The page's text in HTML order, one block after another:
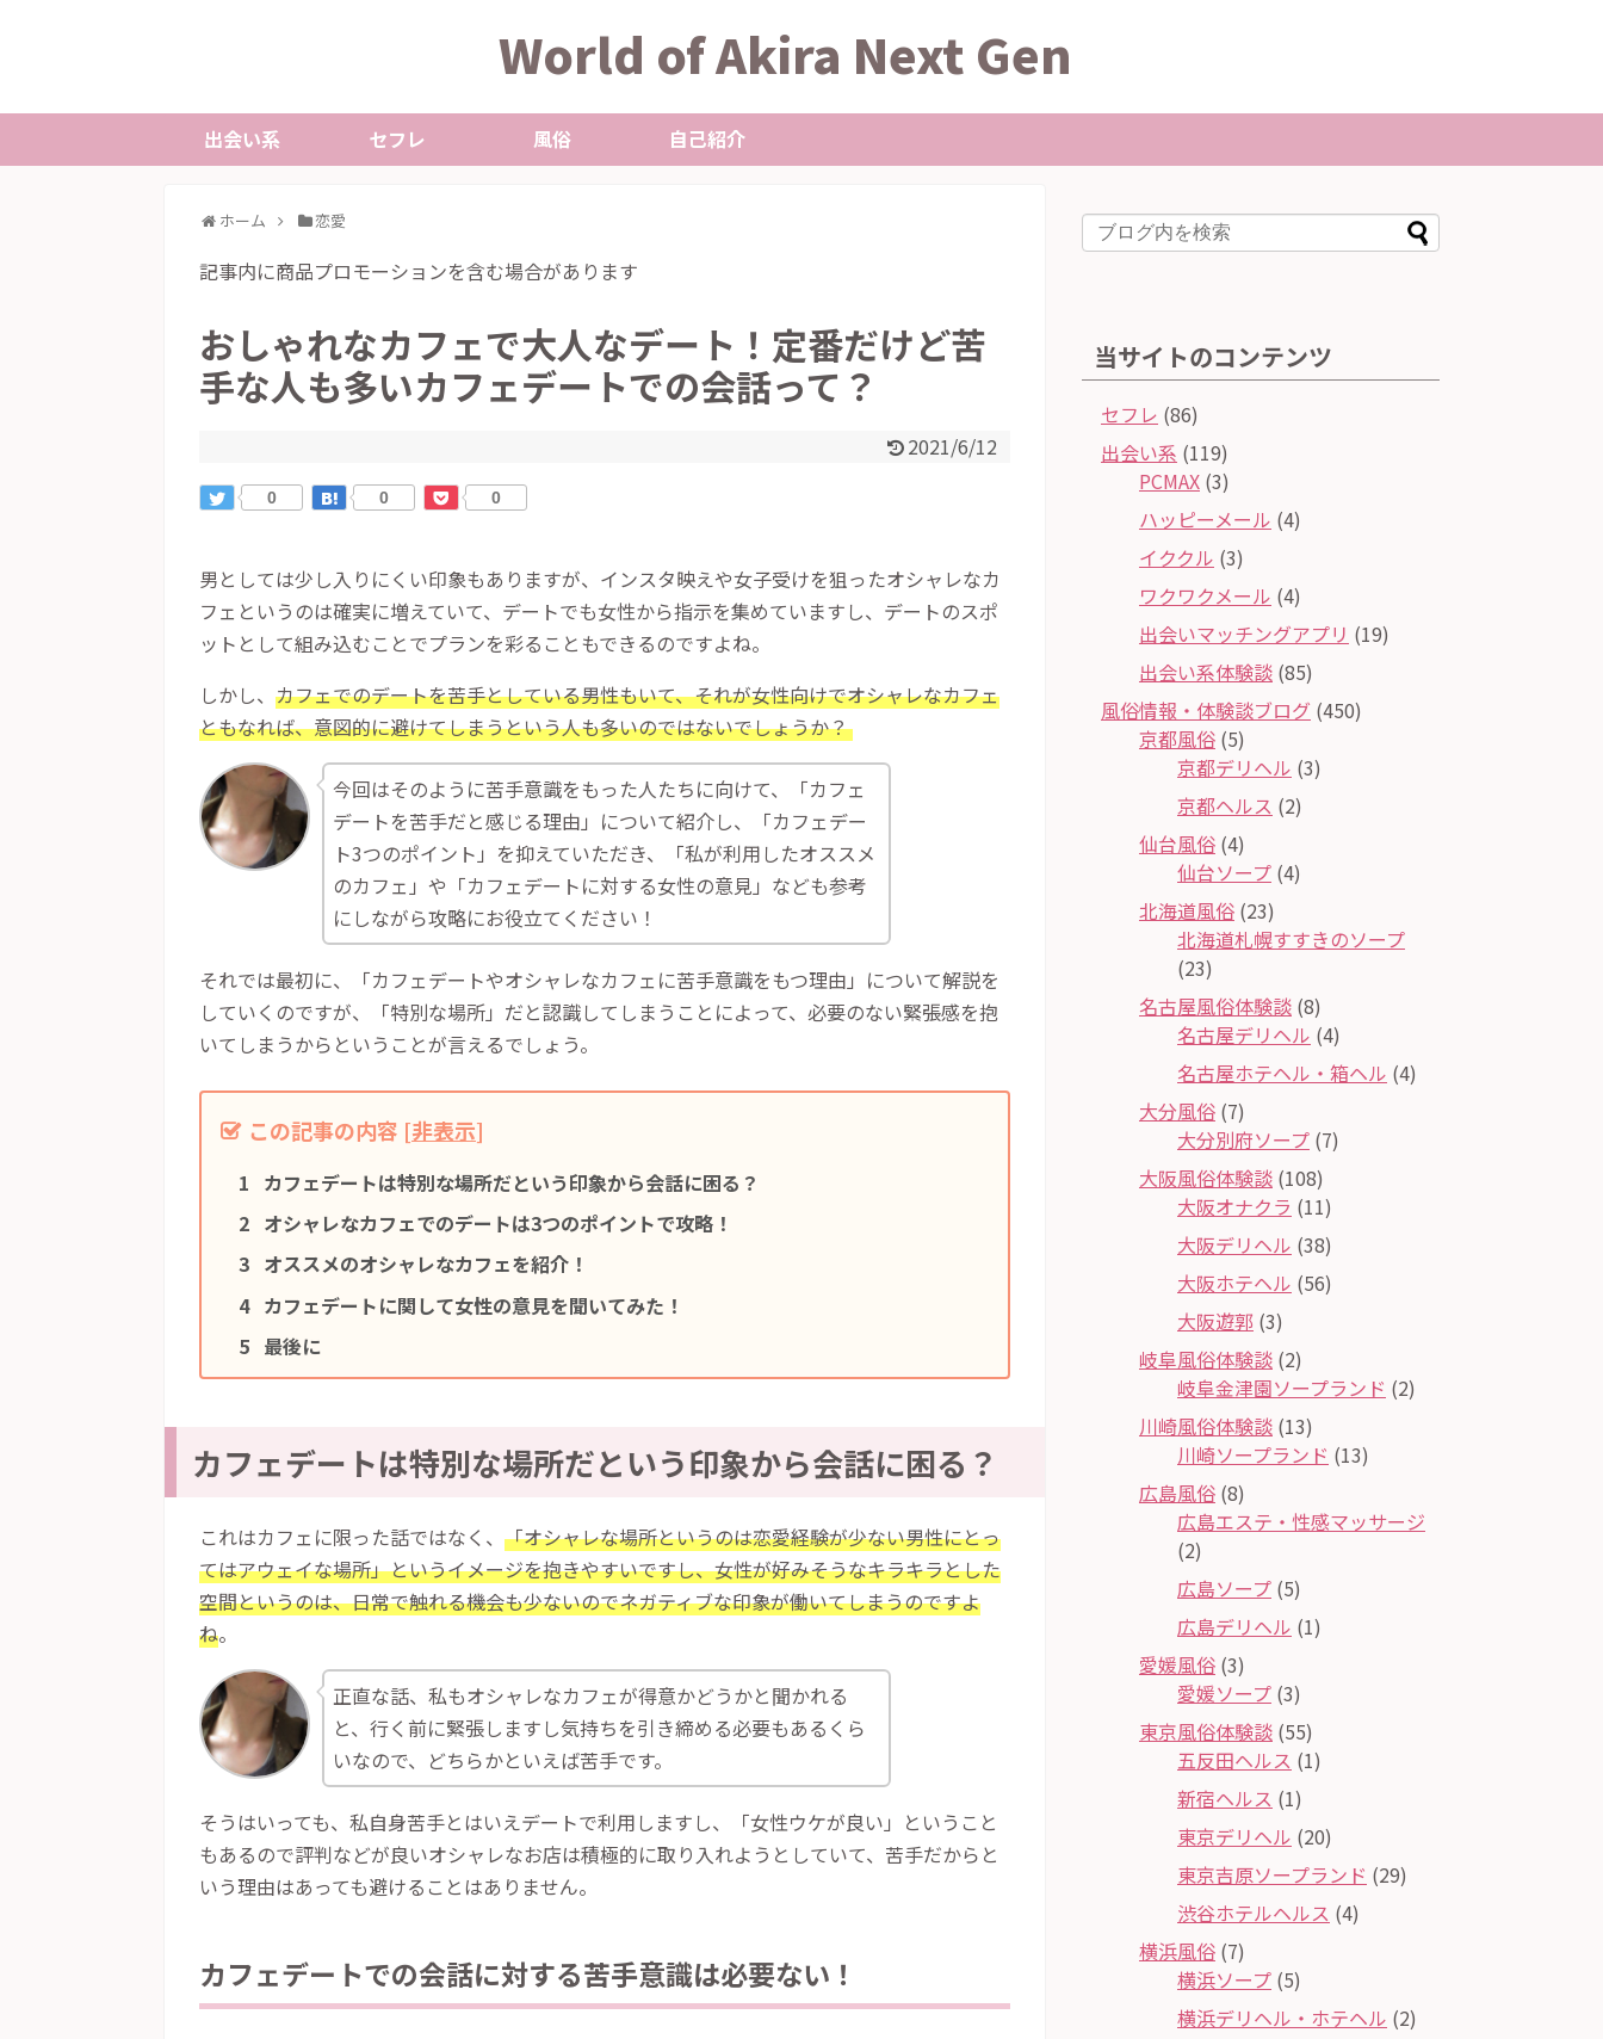
World of Akira Next Gen
出会い系 セフレ 風俗 自己紹介
ホーム 恋愛
記事内に商品プロモーションを含む場合があります
おしゃれなカフェで大人なデート！定番だけど苦
手な人も多いカフェデートでの会話って？
2021/6/12
0 0 0
男としては少し入りにくい印象もありますが、インスタ映えや女子受けを狙ったオシャレなカ
フェというのは確実に増えていて、デートでも女性から指示を集めていますし、デートのスポ
ットとして組み込むことでプランを彩ることもできるのですよね。
しかし、 カフェでのデートを苦手としている男性もいて、それが女性向けでオシャレなカフェ
ともなれば、意図的に避けてしまうという人も多いのではないでしょうか？
今回はそのように苦手意識をもった人たちに向けて、「カフェ
デートを苦手だと感じる理由」について紹介し、「カフェデー
ト3つのポイント」を抑えていただき、「私が利用したオススメ
のカフェ」や「カフェデートに対する女性の意見」なども参考
にしながら攻略にお役立てください！
それでは最初に、「カフェデートやオシャレなカフェに苦手意識をもつ理由」について解説を
していくのですが、「特別な場所」だと認識してしまうことによって、必要のない緊張感を抱
いてしまうからということが言えるでしょう。
この記事の内容 [非表示]
カフェデートは特別な場所だという印象から会話に困る？
オシャレなカフェでのデートは3つのポイントで攻略！
オススメのオシャレなカフェを紹介！
カフェデートに関して女性の意見を聞いてみた！
最後に
カフェデートは特別な場所だという印象から会話に困る？
これはカフェに限った話ではなく、 「オシャレな場所というのは恋愛経験が少ない男性にとっ
てはアウェイな場所」というイメージを抱きやすいですし、女性が好みそうなキラキラとした
空間というのは、日常で触れる機会も少ないのでネガティブな印象が働いてしまうのですよ
ね。
正直な話、私もオシャレなカフェが得意かどうかと聞かれる
と、行く前に緊張しますし気持ちを引き締める必要もあるくら
いなので、どちらかといえば苦手です。
そうはいっても、私自身苦手とはいえデートで利用しますし、「女性ウケが良い」ということ
もあるので評判などが良いオシャレなお店は積極的に取り入れようとしていて、苦手だからと
いう理由はあっても避けることはありません。
カフェデートでの会話に対する苦手意識は必要ない！
当サイトのコンテンツ
セフレ (86)
出会い系 (119)
PCMAX (3)
ハッピーメール (4)
イククル (3)
ワクワクメール (4)
出会いマッチングアプリ (19)
出会い系体験談 (85)
風俗情報・体験談ブログ (450)
京都風俗 (5)
京都デリヘル (3)
京都ヘルス (2)
仙台風俗 (4)
仙台ソープ (4)
北海道風俗 (23)
北海道札幌すすきのソープ
(23)
名古屋風俗体験談 (8)
名古屋デリヘル (4)
名古屋ホテヘル・箱ヘル (4)
大分風俗 (7)
大分別府ソープ (7)
大阪風俗体験談 (108)
大阪オナクラ (11)
大阪デリヘル (38)
大阪ホテヘル (56)
大阪遊郭 (3)
岐阜風俗体験談 (2)
岐阜金津園ソープランド (2)
川崎風俗体験談 (13)
川崎ソープランド (13)
広島風俗 (8)
広島エステ・性感マッサージ
(2)
広島ソープ (5)
広島デリヘル (1)
愛媛風俗 (3)
愛媛ソープ (3)
東京風俗体験談 (55)
五反田ヘルス (1)
新宿ヘルス (1)
東京デリヘル (20)
東京吉原ソープランド (29)
渋谷ホテルヘルス (4)
横浜風俗 (7)
横浜ソープ (5)
横浜デリヘル・ホテヘル (2)